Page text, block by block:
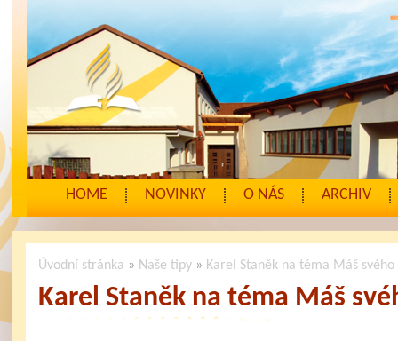
HOME NOVINKY O NÁS ARCHIV
Úvodní stránka » Naše tipy » Karel Staněk na téma Máš svého
Karel Staněk na téma Máš